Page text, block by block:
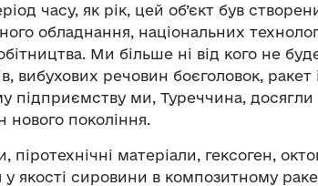
часу, як рік, цей об’єкт був
обладнання, національних
Ми більше ні від кого не
вибухових речовин боєголовок, ракет
підприємству ми, Туреччина, досягли
нового покоління.
піротехнічні матеріали, гексоген,
якості сировини в композитному